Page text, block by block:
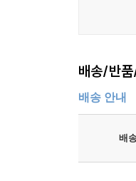
배송/반
배송 안내
배